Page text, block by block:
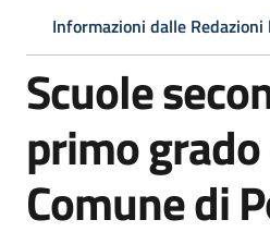
Servizi
Centri
per
famiglie
Informazioni dalle Redazioni
Scuole
primo
Comune di